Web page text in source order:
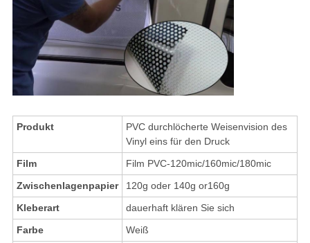
Produkt
PVC durchlöcherte Weisenvision des
Vinyl eins für den Druck
Film
Film PVC-120mic/160mic/180mic
Zwischenlagenpapier
120g oder 140g or160g
Kleberart
dauerhaft klären Sie sich
Farbe
Weiß